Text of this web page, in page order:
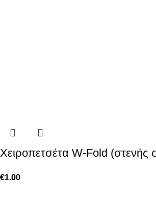
Χειροπετσέτα W-Fold (στενής
€1.00